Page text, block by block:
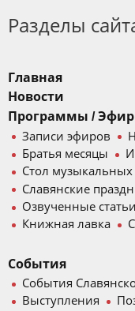
Разделы
Главная
Новости
Программы /
Записи эфиров
Братья месяцы
Стол музыкальных
Славянские
Озвученные статьи
Книжная лавка
События
События
Выступления